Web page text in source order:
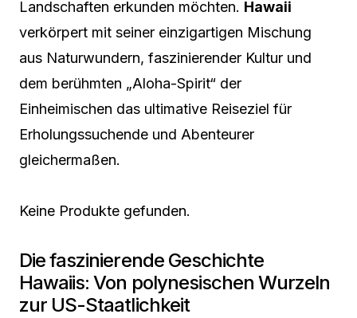
Landschaften erkunden möchten. Hawaii
verkörpert mit seiner einzigartigen Mischung
aus Naturwundern, faszinierender Kultur und
dem berühmten „Aloha-Spirit“ der
Einheimischen das ultimative Reiseziel für
Erholungssuchende und Abenteurer
gleichermaßen.
Keine Produkte gefunden.
Die faszinierende Geschichte
Hawaiis: Von polynesischen Wurzeln
zur US-Staatlichkeit